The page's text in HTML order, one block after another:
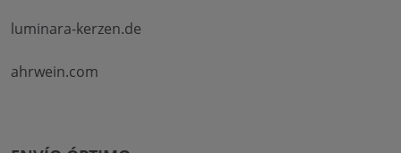
luminara-kerzen.de
ahrwein.com